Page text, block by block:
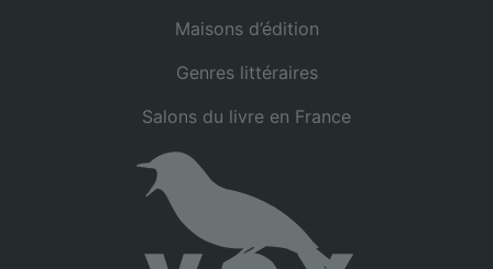
Maisons d’édition
Genres littéraires
Salons du livre en France